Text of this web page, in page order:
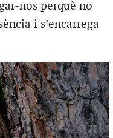
nos perquè no
i s’encarrega